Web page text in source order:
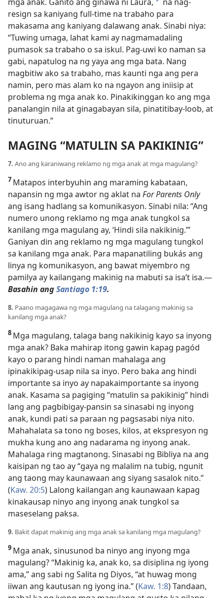
mga anak. Ganito ang ginawa ni Laura, * na nag-
resign sa kaniyang full-time na trabaho para
makasama ang kaniyang dalawang anak. Sinabi niya:
“Tuwing umaga, lahat kami ay nagmamadaling
pumasok sa trabaho o sa iskul. Pag-uwi ko naman sa
gabi, napatulog na ng yaya ang mga bata. Nang
magbitiw ako sa trabaho, mas kaunti nga ang pera
namin, pero mas alam ko na ngayon ang iniisip at
problema ng mga anak ko. Pinakikinggan ko ang mga
panalangin nila at ginagabayan sila, pinatitibay-loob, at
tinuturuan.”
MAGING “MATULIN SA PAKIKINIG”
7. Ano ang karaniwang reklamo ng mga anak at mga magulang?
7 Matapos interbyuhin ang maraming kabataan,
napansin ng mga awtor ng aklat na For Parents Only
ang isang hadlang sa komunikasyon. Sinabi nila: “Ang
numero unong reklamo ng mga anak tungkol sa
kanilang mga magulang ay, ‘Hindi sila nakikinig.’”
Ganiyan din ang reklamo ng mga magulang tungkol
sa kanilang mga anak. Para mapanatiling bukás ang
linya ng komunikasyon, ang bawat miyembro ng
pamilya ay kailangang makinig na mabuti sa isa’t isa.—
Basahin angSantiago 1:19.
8. Paano magagawa ng mga magulang na talagang makinig sa
kanilang mga anak?
8 Mga magulang, talaga bang nakikinig kayo sa inyong
mga anak? Baka mahirap itong gawin kapag pagód
kayo o parang hindi naman mahalaga ang
ipinakikipag-usap nila sa inyo. Pero baka ang hindi
importante sa inyo ay napakaimportante sa inyong
anak. Kasama sa pagiging “matulin sa pakikinig” hindi
lang ang pagbibigay-pansin sa sinasabi ng inyong
anak, kundi pati sa paraan ng pagsasabi niya nito.
Mahahalata sa tono ng boses, kilos, at ekspresyon ng
mukha kung ano ang nadarama ng inyong anak.
Mahalaga ring magtanong. Sinasabi ng Bibliya na ang
kaisipan ng tao ay “gaya ng malalim na tubig, ngunit
ang taong may kaunawaan ang siyang sasalok nito.”
(Kaw. 20:5) Lalong kailangan ang kaunawaan kapag
kinakausap ninyo ang inyong anak tungkol sa
maseselang paksa.
9. Bakit dapat makinig ang mga anak sa kanilang mga magulang?
9 Mga anak, sinusunod ba ninyo ang inyong mga
magulang? “Makinig ka, anak ko, sa disiplina ng iyong
ama,” ang sabi ng Salita ng Diyos, “at huwag mong
iiwan ang kautusan ng iyong ina.” (Kaw. 1:8) Tandaan,